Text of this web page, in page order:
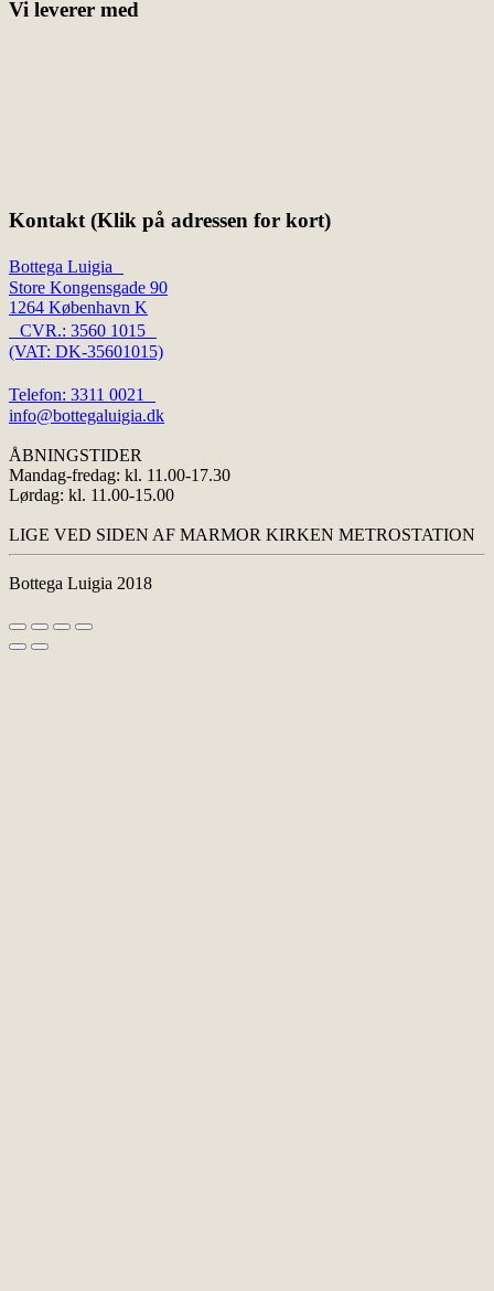
Vi leverer med
Kontakt (Klik på adressen for kort)
Bottega Luigia
Store Kongensgade 90
1264 København K
CVR.: 3560 1015
(VAT: DK-35601015)
Telefon: 3311 0021
info@bottegaluigia.dk
ÅBNINGSTIDER
Mandag-fredag: kl. 11.00-17.30
Lørdag: kl. 11.00-15.00
LIGE VED SIDEN AF MARMOR KIRKEN METROSTATION
Bottega Luigia 2018